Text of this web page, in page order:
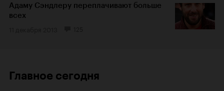
Адаму Сэндлеру переплачивают больше
всех
Главное сегодня